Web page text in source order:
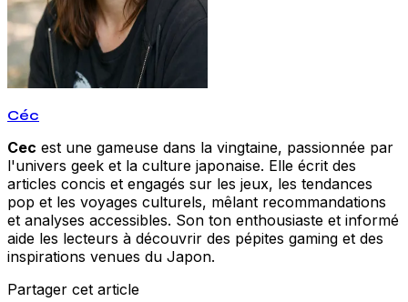
Céc
Cec est une gameuse dans la vingtaine, passionnée par
l'univers geek et la culture japonaise. Elle écrit des
articles concis et engagés sur les jeux, les tendances
pop et les voyages culturels, mêlant recommandations
et analyses accessibles. Son ton enthousiaste et informé
aide les lecteurs à découvrir des pépites gaming et des
inspirations venues du Japon.
Partager cet article